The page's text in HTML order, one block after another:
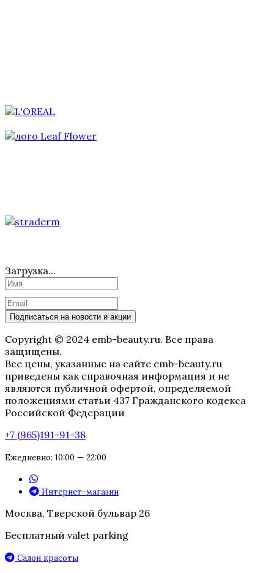
Загрузка...
Подписаться на новости и акции
Copyright © 2024 emb-beauty.ru. Все права
защищены.
Все цены, указанные на сайте emb-beauty.ru
приведены как справочная информация и не
являются публичной офертой, определяемой
положениями статьи 437 Гражданского кодекса
Российской Федерации
+7 (965)191-91-38
Ежедневно: 10:00 — 22:00
Интернет-магазин
Москва, Тверской бульвар 26
Бесплатный valet parking
Салон красоты